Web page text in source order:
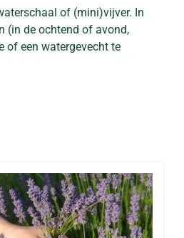
of (mini)vijver. In
(in de ochtend of avond,
of een watergevecht te